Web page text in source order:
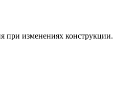
при изменениях конструкции.